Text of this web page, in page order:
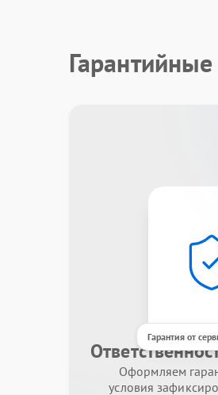
Гарантия от
Оформляем
условия